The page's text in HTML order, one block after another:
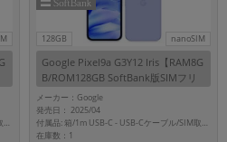
付属品: 箱/1m USB-C - USB-Cケーブル/SIM取り出しツール/マニュアル
128GB nanoSIM
Google Pixel9a G3Y12 Iris【RAM8G
B/ROM128GB SoftBank版SIMフリ
ー】
メーカー：Google
発売日： 2025/04
付属品: 箱/1m USB-C - USB-Cケーブル/SIM取り出しツール/マニュアル
在庫数：1